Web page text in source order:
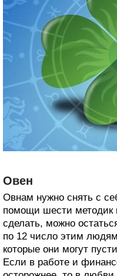
Овен
Овнам нужно снять с
помощи шести методик
сделать, можно
по 12 число этим
которые они могут
Если в работе и